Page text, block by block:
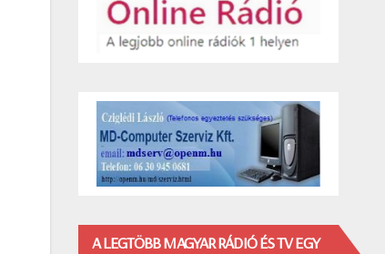
A LEGTÖBB MAGYAR RÁDIÓ ÉS TV EGY